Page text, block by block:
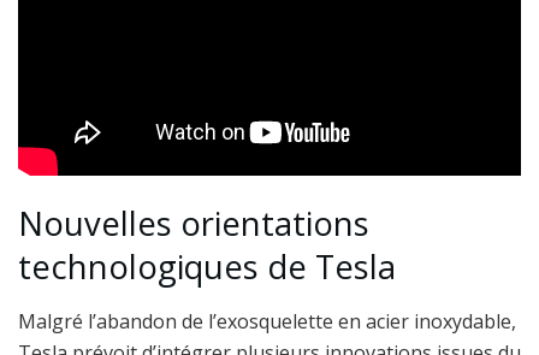
Nouvelles orientations
technologiques de Tesla
Malgré l’abandon de l’exosquelette en acier inoxydable,